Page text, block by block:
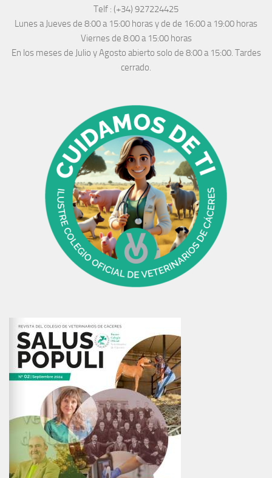
Telf : (+34) 927224425
Lunes a Jueves de 8:00 a 15:00 horas y de de 16:00 a 19:00 horas
Viernes de 8:00 a 15:00 horas
En los meses de Julio y Agosto abierto solo de 8:00 a 15:00. Tardes
cerrado.